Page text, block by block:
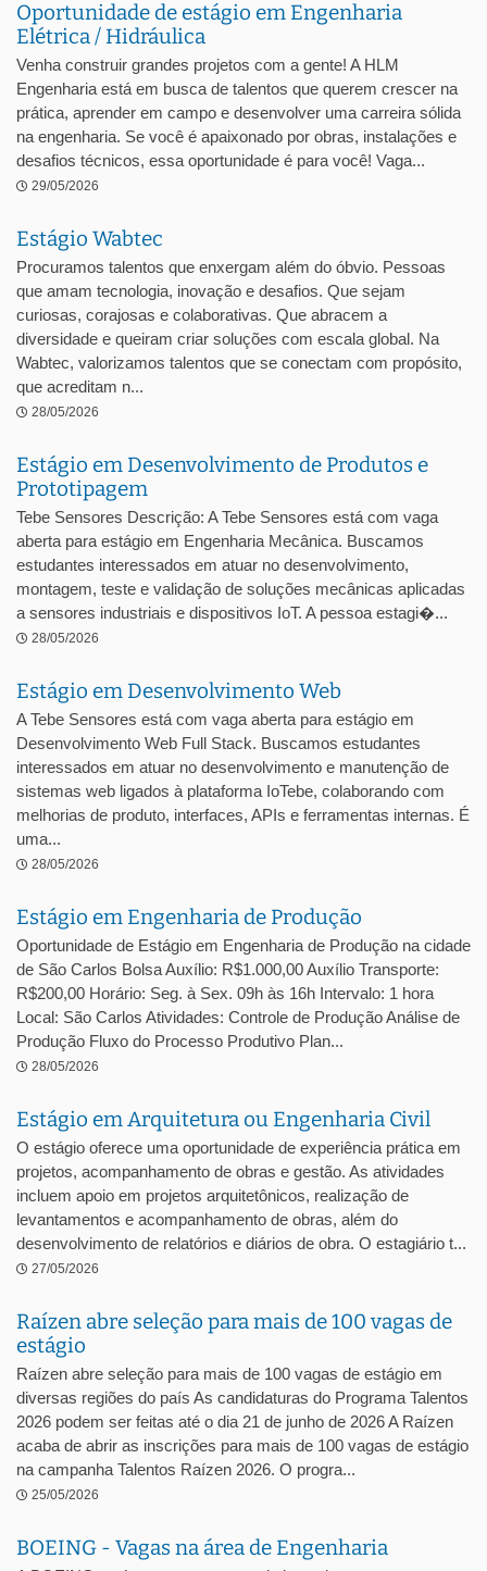
Oportunidade de estágio em Engenharia
Elétrica / Hidráulica
Venha construir grandes projetos com a gente! A HLM
Engenharia está em busca de talentos que querem crescer na
prática, aprender em campo e desenvolver uma carreira sólida
na engenharia. Se você é apaixonado por obras, instalações e
desafios técnicos, essa oportunidade é para você! Vaga...
29/05/2026
Estágio Wabtec
Procuramos talentos que enxergam além do óbvio. Pessoas
que amam tecnologia, inovação e desafios. Que sejam
curiosas, corajosas e colaborativas. Que abracem a
diversidade e queiram criar soluções com escala global. Na
Wabtec, valorizamos talentos que se conectam com propósito,
que acreditam n...
28/05/2026
Estágio em Desenvolvimento de Produtos e
Prototipagem
Tebe Sensores Descrição: A Tebe Sensores está com vaga
aberta para estágio em Engenharia Mecânica. Buscamos
estudantes interessados em atuar no desenvolvimento,
montagem, teste e validação de soluções mecânicas aplicadas
a sensores industriais e dispositivos IoT. A pessoa estagi�...
28/05/2026
Estágio em Desenvolvimento Web
A Tebe Sensores está com vaga aberta para estágio em
Desenvolvimento Web Full Stack. Buscamos estudantes
interessados em atuar no desenvolvimento e manutenção de
sistemas web ligados à plataforma IoTebe, colaborando com
melhorias de produto, interfaces, APIs e ferramentas internas. É
uma...
28/05/2026
Estágio em Engenharia de Produção
Oportunidade de Estágio em Engenharia de Produção na cidade
de São Carlos Bolsa Auxílio: R$1.000,00 Auxílio Transporte:
R$200,00 Horário: Seg. à Sex. 09h às 16h Intervalo: 1 hora
Local: São Carlos Atividades: Controle de Produção Análise de
Produção Fluxo do Processo Produtivo Plan...
28/05/2026
Estágio em Arquitetura ou Engenharia Civil
O estágio oferece uma oportunidade de experiência prática em
projetos, acompanhamento de obras e gestão. As atividades
incluem apoio em projetos arquitetônicos, realização de
levantamentos e acompanhamento de obras, além do
desenvolvimento de relatórios e diários de obra. O estagiário t...
27/05/2026
Raízen abre seleção para mais de 100 vagas de
estágio
Raízen abre seleção para mais de 100 vagas de estágio em
diversas regiões do país As candidaturas do Programa Talentos
2026 podem ser feitas até o dia 21 de junho de 2026 A Raízen
acaba de abrir as inscrições para mais de 100 vagas de estágio
na campanha Talentos Raízen 2026. O progra...
25/05/2026
BOEING - Vagas na área de Engenharia